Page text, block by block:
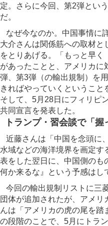
定。さらに今回、第2弾とい
だ。
なぜ今なのか。中国事情に
大介さんは関係筋への取材
をとりあげる。「もっと早く
があったことと、アメリカに
弾、第3弾（の輸出規制）を
きればやっていくということ
そして、5月28日にフィリピ
共同宣言を発表した。
トランプ・習会談で「握
近藤さんは「中国を念頭に
水域などの海洋境界を画定す
表をした翌日に、中国側のも
何か来るな』という予感はし
今回の輸出規制リストに三
団体が追加されたが、アメリ
んは「アメリカの虎の尾を踏
の段階のことで、5月にトラ